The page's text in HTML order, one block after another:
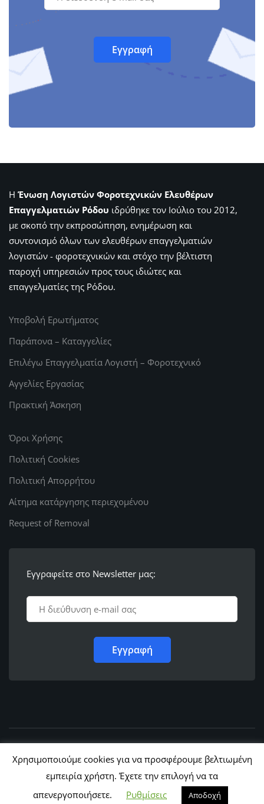
Η Ένωση Λογιστών Φοροτεχνικών Ελευθέρων
Επαγγελματιών Ρόδου ιδρύθηκε τον Ιούλιο του 2012,
με σκοπό την εκπροσώπηση, ενημέρωση και
συντονισμό όλων των ελευθέρων επαγγελματιών
λογιστών - φοροτεχνικών και στόχο την βέλτιστη
παροχή υπηρεσιών προς τους ιδιώτες και
επαγγελματίες της Ρόδου.
Υποβολή Ερωτήματος
Παράπονα – Καταγγελίες
Επιλέγω Επαγγελματία Λογιστή – Φοροτεχνικό
Αγγελίες Εργασίας
Πρακτική Άσκηση
Όροι Χρήσης
Πολιτική Cookies
Πολιτική Απορρήτου
Αίτημα κατάργησης περιεχομένου
Request of Removal
Εγγραφείτε στο Newsletter μας:
© 2011 - 2022, Ε.Λ.Φ.Ε.Ε. Ρόδου
Χρησιμοποιούμε cookies για να προσφέρουμε βελτιωμένη
εμπειρία χρήστη. Έχετε την επιλογή να τα
απενεργοποιήσετε.
Ρυθμίσεις Αποδοχή